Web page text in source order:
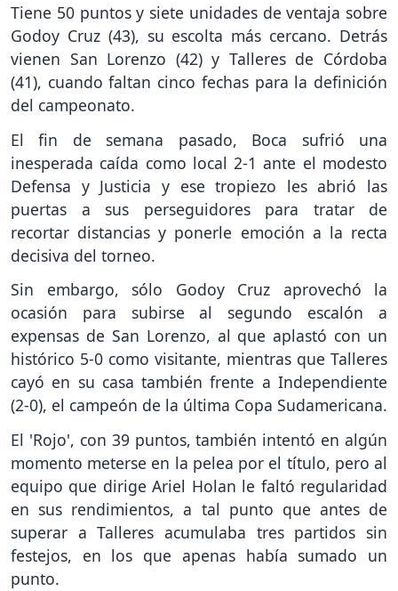
Tiene 50 puntos y siete unidades de ventaja sobre
Godoy Cruz (43), su escolta más cercano. Detrás
vienen San Lorenzo (42) y Talleres de Córdoba
(41), cuando faltan cinco fechas para la definición
del campeonato.
El fin de semana pasado, Boca sufrió una
inesperada caída como local 2-1 ante el modesto
Defensa y Justicia y ese tropiezo les abrió las
puertas a sus perseguidores para tratar de
recortar distancias y ponerle emoción a la recta
decisiva del torneo.
Sin embargo, sólo Godoy Cruz aprovechó la
ocasión para subirse al segundo escalón a
expensas de San Lorenzo, al que aplastó con un
histórico 5-0 como visitante, mientras que Talleres
cayó en su casa también frente a Independiente
(2-0), el campeón de la última Copa Sudamericana.
El 'Rojo', con 39 puntos, también intentó en algún
momento meterse en la pelea por el título, pero al
equipo que dirige Ariel Holan le faltó regularidad
en sus rendimientos, a tal punto que antes de
superar a Talleres acumulaba tres partidos sin
festejos, en los que apenas había sumado un
punto.